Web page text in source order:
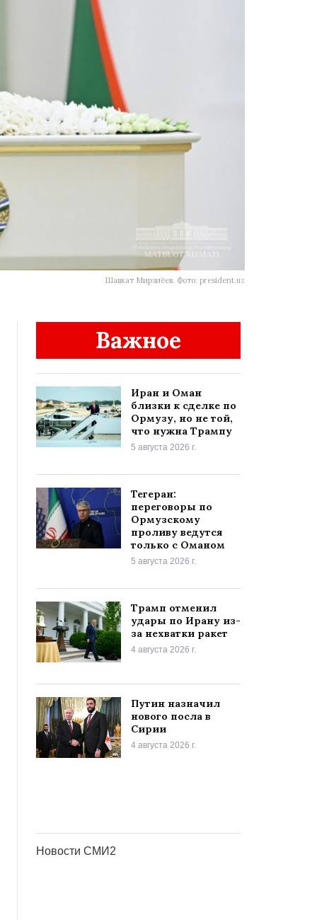
Шавкат Мирзиёев. Фото: president.uz
Важное
Иран и Оман
близки к сделке по
Ормузу, но не той,
что нужна Трампу
5 августа 2026 г.
Тегеран:
переговоры по
Ормузскому
проливу ведутся
только с Оманом
5 августа 2026 г.
Трамп отменил
удары по Ирану из-
за нехватки ракет
4 августа 2026 г.
Путин назначил
нового посла в
Сирии
4 августа 2026 г.